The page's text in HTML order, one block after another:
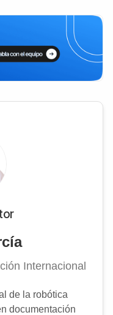
Internacional
de la robótica
documentación